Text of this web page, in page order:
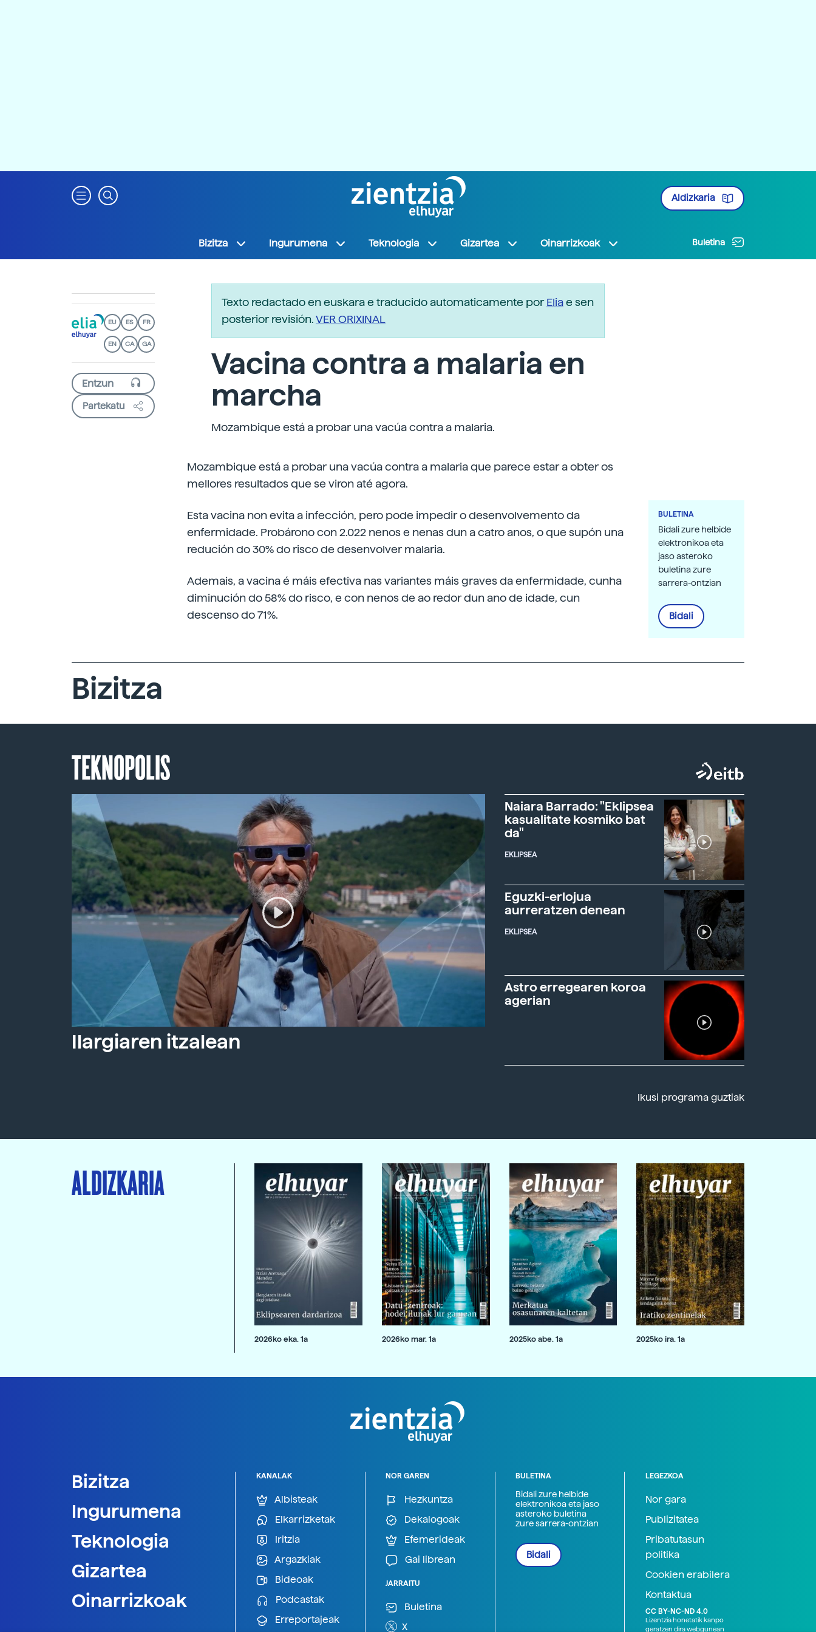
Aldizkaria
Bizitza Ingurumena Teknologia Gizartea Oinarrizkoak Buletina
EU ES FR
EN CA GA
Partekatu
Texto redactado en euskara e traducido automaticamente porEliae sen
posterior revisión.VER ORIXINAL
Vacina contra a malaria en
marcha
Mozambique está a probar una vacúa contra a malaria.
Mozambique está a probar una vacúa contra a malaria que parece estar a obter os
mellores resultados que se viron até agora.
Esta vacina non evita a infección, pero pode impedir o desenvolvemento da
enfermidade. Probárono con 2.022 nenos e nenas dun a catro anos, o que supón una
redución do 30% do risco de desenvolver malaria.
Ademais, a vacina é máis efectiva nas variantes máis graves da enfermidade, cunha
diminución do 58% do risco, e con nenos de ao redor dun ano de idade, cun
descenso do 71%.
BULETINA
Bidali zure helbide
elektronikoa eta
jaso asteroko
buletina zure
sarrera-ontzian
Bidali
Bizitza
TEKNOPOLIS
Ilargiaren itzalean
Naiara Barrado: "Eklipsea
kasualitate kosmiko bat
da"
EKLIPSEA
Eguzki-erlojua
aurreratzen denean
EKLIPSEA
Astro erregearen koroa
agerian
Ikusi programa guztiak
ALDIZKARIA
2026ko eka. 1a 2026ko mar. 1a 2025ko abe. 1a 2025ko ira. 1a
Bizitza
Ingurumena
Teknologia
Gizartea
Oinarrizkoak
KANALAK
Albisteak
Elkarrizketak
Iritzia
Argazkiak
Bideoak
Podcastak
Erreportajeak
NOR GAREN
Hezkuntza
Dekalogoak
Efemerideak
Gai librean
JARRAITU
Buletina
X
BULETINA
Bidali zure helbide
elektronikoa eta jaso
asteroko buletina
zure sarrera-ontzian
Bidali
LEGEZKOA
Nor gara
Publizitatea
Pribatutasun
politika
Cookien erabilera
Kontaktua
CC BY-NC-ND 4.0
Lizentzia honetatik kanpo
geratzen dira webgunean